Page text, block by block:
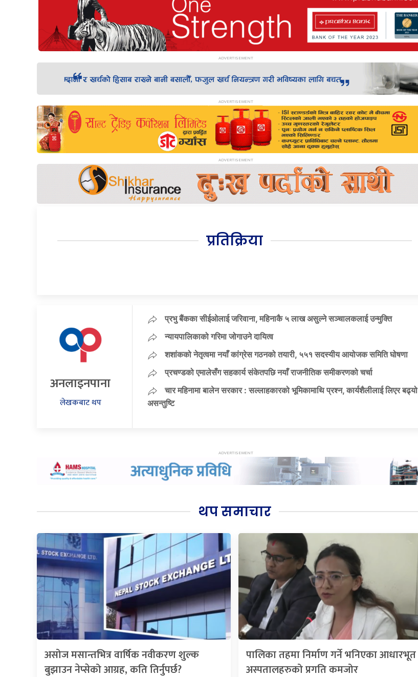
प्रतिक्रिया
अनलाइनपाना
लेखकबाट थप
प्रभु बैंकका सीईओलाई जरिवाना, महिनाकै ५ लाख असुल्ने सञ्चालकलाई उन्मुक्ति
न्यायपालिकाको गरिमा जोगाउने दायित्व
शशांकको नेतृत्वमा नयाँ कांग्रेस गठनको तयारी, ५५१ सदस्यीय आयोजक समिति घोषणा
प्रचण्डको एमालेसँग सहकार्य संकेतपछि नयाँ राजनीतिक समीकरणको चर्चा
चार महिनामा बालेन सरकार : सल्लाहकारको भूमिकामाथि प्रश्न, कार्यशैलीलाई लिएर बढ्यो
असन्तुष्टि
थप समाचार
असोज मसान्तभित्र वार्षिक नवीकरण शुल्क
बुझाउन नेप्सेको आग्रह, कति तिर्नुपर्छ?
पालिका तहमा निर्माण गर्ने भनिएका आधारभूत
अस्पतालहरुको प्रगति कमजोर